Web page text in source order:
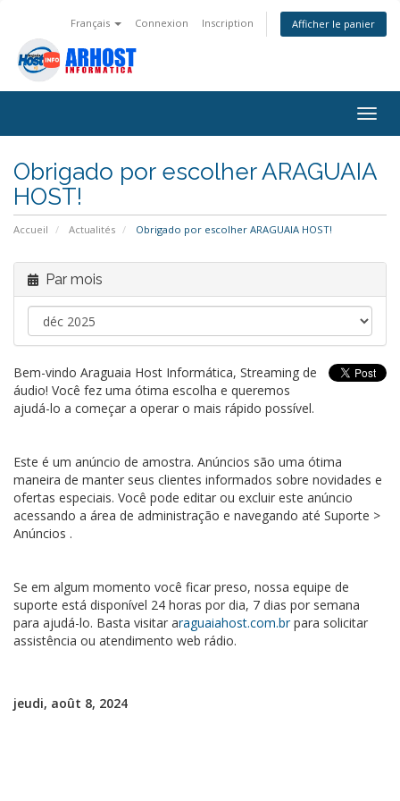
Français Connexion Inscription Afficher le panier
la
Obrigado por escolher ARAGUAIA
HOST!
Accueil Actualités Obrigado por escolher ARAGUAIA HOST!
Par mois
Bem-vindo Araguaia Host Informática, Streaming de
áudio! Você fez uma ótima escolha e queremos
ajudá-lo a começar a operar o mais rápido possível.
Este é um anúncio de amostra. Anúncios são uma ótima
maneira de manter seus clientes informados sobre novidades e
ofertas especiais. Você pode editar ou excluir este anúncio
acessando a área de administração e navegando até Suporte >
Anúncios .
Se em algum momento você ficar preso, nossa equipe de
suporte está disponível 24 horas por dia, 7 dias por semana
para ajudá-lo. Basta visitar araguaiahost.com.brpara solicitar
assistência ou atendimento web rádio.
jeudi, août 8, 2024